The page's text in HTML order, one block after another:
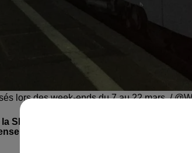
lors des week-ends du 7 au 22 mars. /
SNCF a décidé de marquer le coup !
des lignes du réseau TER Grand